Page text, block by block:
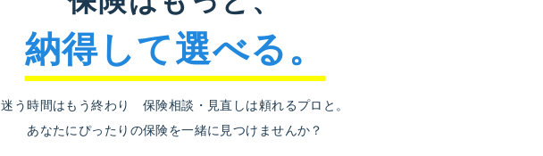
納得して選べる。
迷う時間はもう終わり 保険相談・見直しは頼れるプロと。
あなたにぴったりの保険を一緒に見つけませんか？